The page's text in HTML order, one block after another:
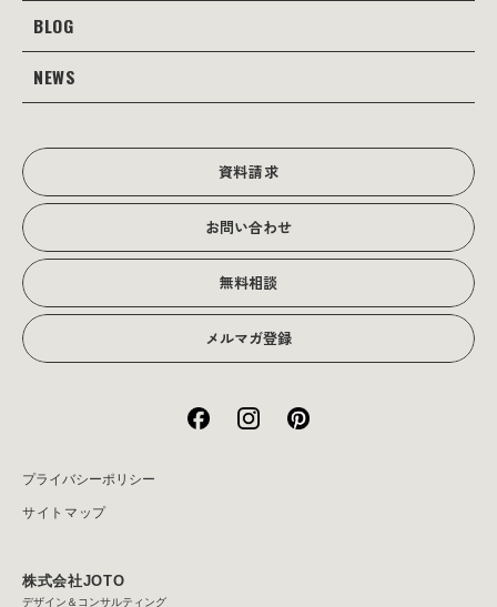
Webサイト制作
Web広告･SEO対策
Web
グラフィック
会社案内
当社の強み
理念・経営戦略
会社沿革
BLOG
JOTOブログ
NEWS
資料請求
お問い合わせ
無料相談
メルマガ登録
プライバシーポリシー
サイトマップ
株式会社JOTO
デザイン＆コンサルティング